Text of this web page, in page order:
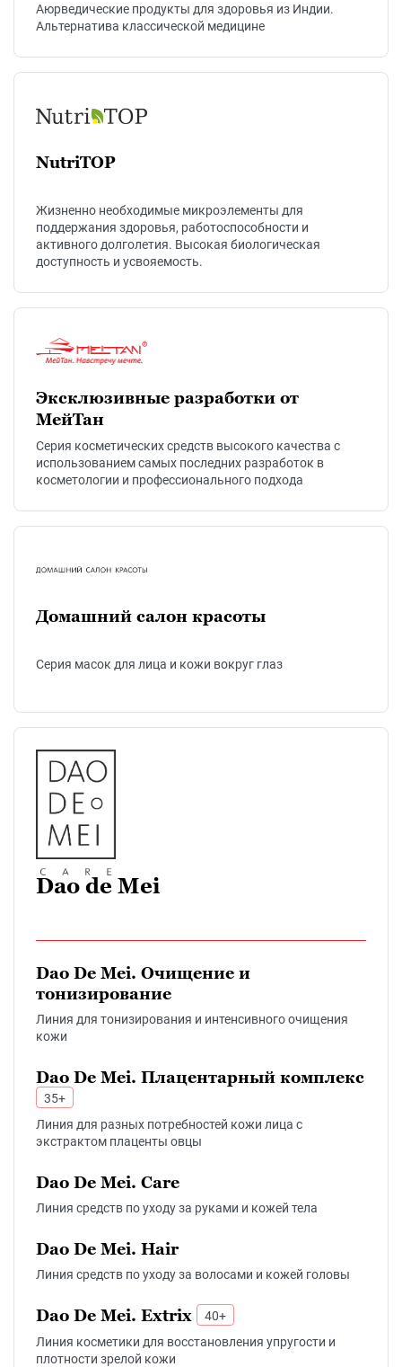
Аюрведические продукты для здоровья из Индии.
Альтернатива классической медицине
NutriTOP
Жизненно необходимые микроэлементы для
поддержания здоровья, работоспособности и
активного долголетия. Высокая биологическая
доступность и усвояемость.
Эксклюзивные разработки от
МейТан
Серия косметических средств высокого качества с
использованием самых последних разработок в
косметологии и профессионального подхода
Домашний салон красоты
Серия масок для лица и кожи вокруг глаз
Dao de Mei
Dao De Mei. Очищение и
тонизирование
Линия для тонизирования и интенсивного очищения
кожи
Dao De Mei. Плацентарный комплекс
35+
Линия для разных потребностей кожи лица с
экстрактом плаценты овцы
Dao De Mei. Care
Линия средств по уходу за руками и кожей тела
Dao De Mei. Hair
Линия средств по уходу за волосами и кожей головы
Dao De Mei. Extrix
40+
Линия косметики для восстановления упругости и
плотности зрелой кожи